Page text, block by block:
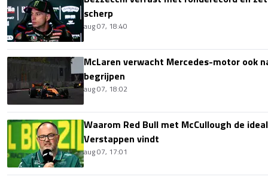
scherp
aug 07, 18:40
McLaren verwacht Mercedes-motor ook
begrijpen
aug 07, 18:02
Waarom Red Bull met McCullough de
Verstappen vindt
aug 07, 17:01